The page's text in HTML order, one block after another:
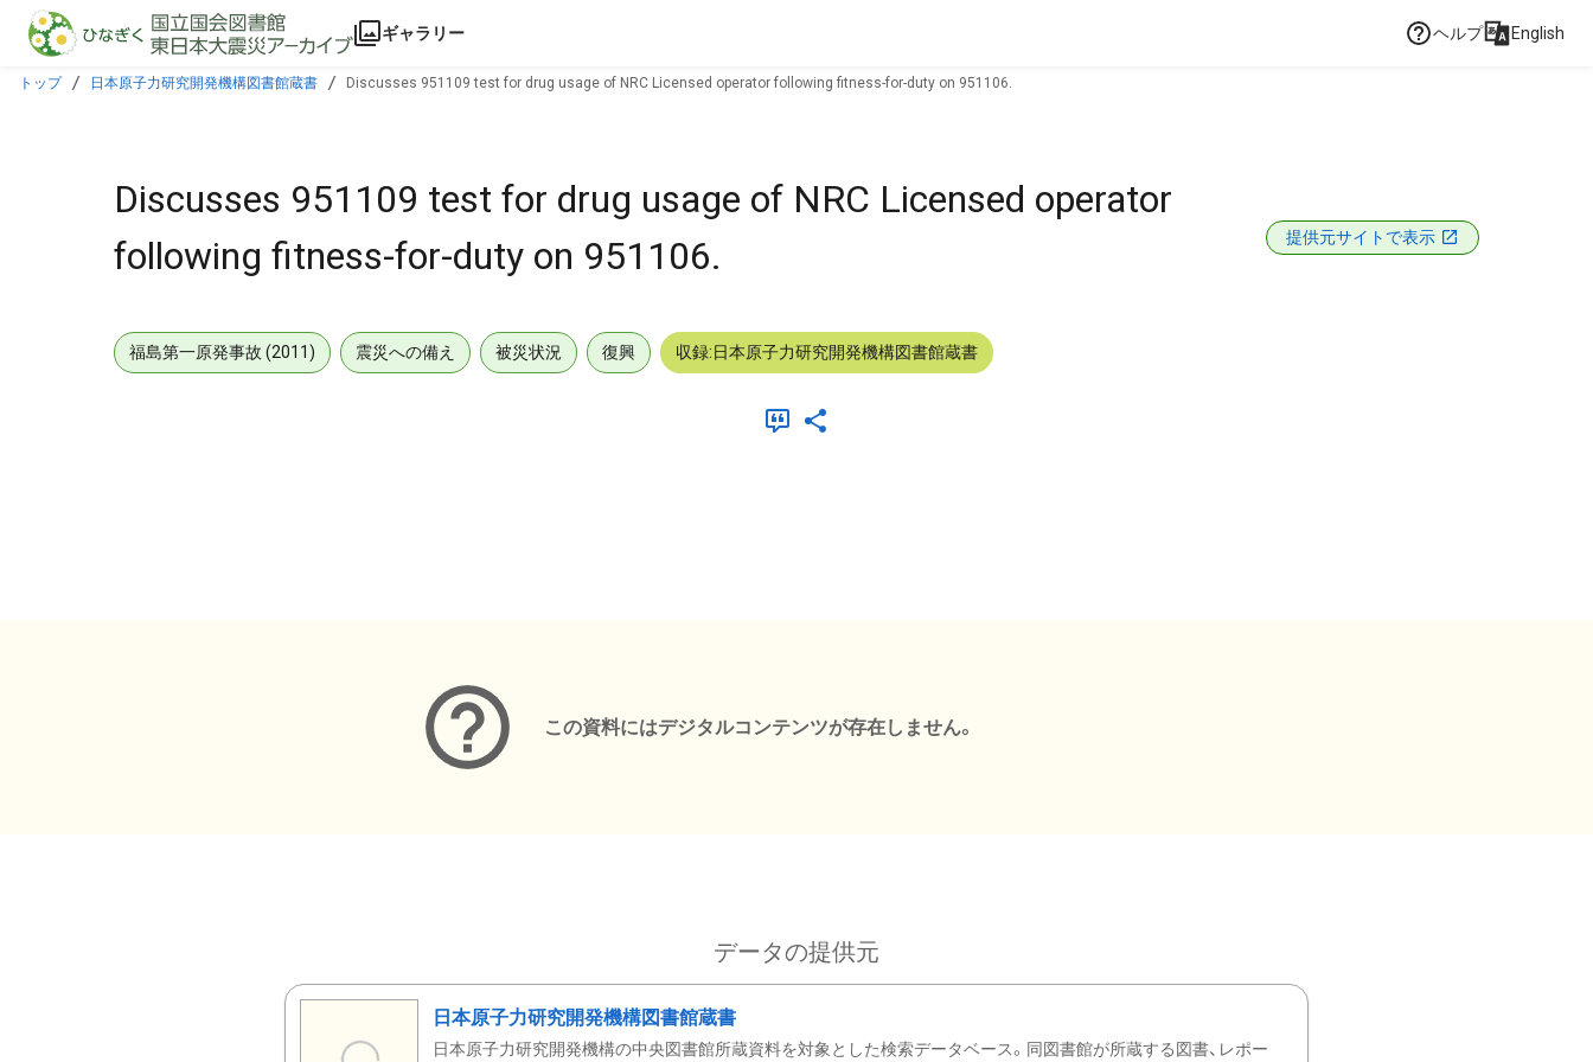
本文に飛ぶ
ギャラリー ヘルプ English
トップ 日本原子力研究開発機構図書館蔵書 Discusses 951109 test for drug usage of NRC Licensed operator following fitness-for-duty on 951106.
Discusses 951109 test for drug usage of NRC Licensed operator
following fitness-for-duty on 951106.
提供元サイトで表示
福島第一原発事故 (2011) 震災への備え 被災状況 復興 収録:日本原子力研究開発機構図書館蔵書
この資料にはデジタルコンテンツが存在しません。
データの提供元
日本原子力研究開発機構図書館蔵書
日本原子力研究開発機構の中央図書館所蔵資料を対象とした検索データベース。同図書館が所蔵する図書、レポー